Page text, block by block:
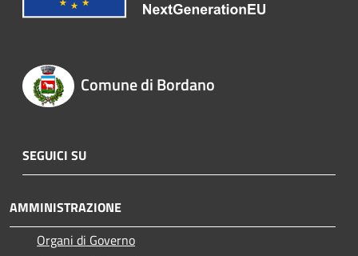
Comune di Bordano
SEGUICI SU
AMMINISTRAZIONE
Organi di Governo